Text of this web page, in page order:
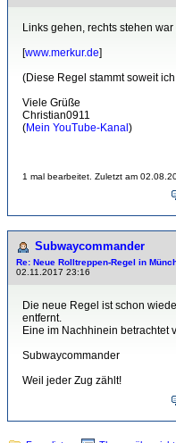
Links gehen, rechts stehen
[www.merkur.de]
(Diese Regel stammt soweit
Viele Grüße
Christian0911
(Mein YouTube-Kanal )
1 mal bearbeitet. Zuletzt am
Subwaycommander
Re: Neue Rolltreppen-Regel in
02.11.2017 23:16
Die neue Regel ist schon
entfernt.
Eine im Nachhinein betrachtet
Subwaycommander
Weil jeder Zug zählt!